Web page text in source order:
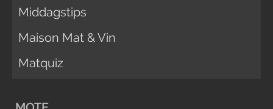
Middagstips
Maison Mat & Vin
Matquiz